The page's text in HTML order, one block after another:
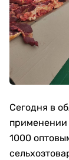
Сегодня в
применении
1000